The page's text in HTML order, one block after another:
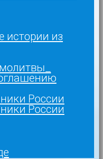
истории из
России
России